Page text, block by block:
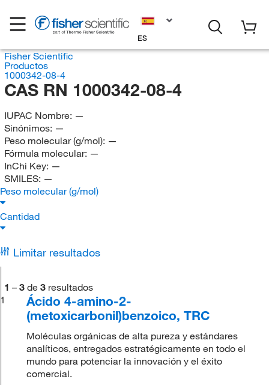
ES
Fisher Scientific
Productos
1000342-08-4
CAS RN 1000342-08-4
IUPAC Nombre: —
Sinónimos: —
Peso molecular (g/mol): —
Fórmula molecular: —
InChi Key: —
SMILES: —
Peso molecular (g/mol)
Cantidad
Limitar resultados
1 – 3 de 3 resultados
1
Ácido 4-amino-2-
(metoxicarbonil)benzoico, TRC
Moléculas orgánicas de alta pureza y estándares
analíticos, entregados estratégicamente en todo el
mundo para potenciar la innovación y el éxito
comercial.